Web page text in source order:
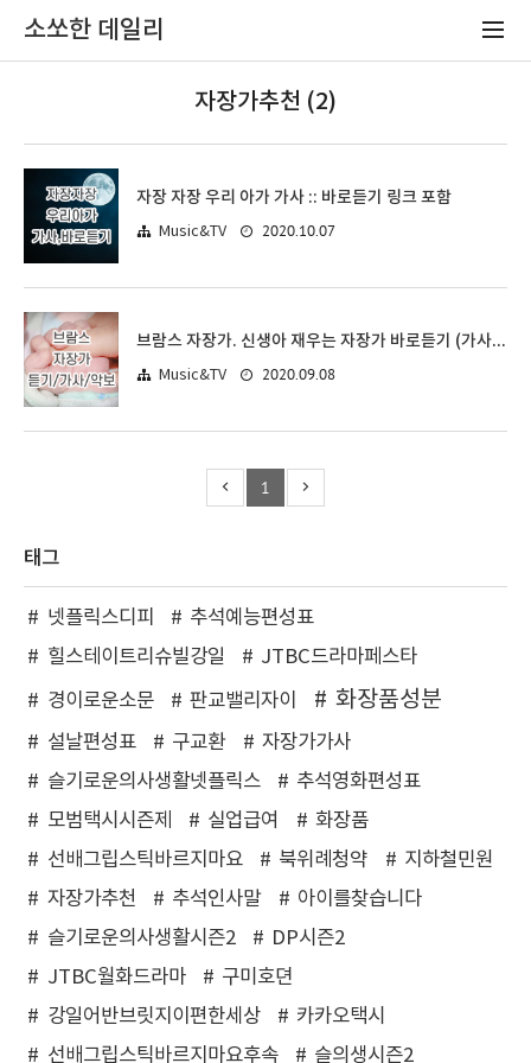
소쏘한 데일리
자장가추천 (2)
자장 자장 우리 아가 가사 :: 바로듣기 링크 포함
Music&TV 2020.10.07
브람스 자장가. 신생아 재우는 자장가 바로듣기 (가사/악보/듣기)
Music&TV 2020.09.08
1
태그
넷플릭스디피
추석예능편성표
힐스테이트리슈빌강일
JTBC드라마페스타
경이로운소문
판교밸리자이 화장품성분
설날편성표 구교환
자장가가사
슬기로운의사생활넷플릭스
추석영화편성표
모범택시시즌제
실업급여
화장품
선배그립스틱바르지마요
북위례청약
지하철민원
자장가추천
추석인사말
아이를찾습니다
슬기로운의사생활시즌2
DP시즌2
JTBC월화드라마
구미호뎐
강일어반브릿지이편한세상
카카오택시
선배그립스틱바르지마요후속
슬의생시즌2